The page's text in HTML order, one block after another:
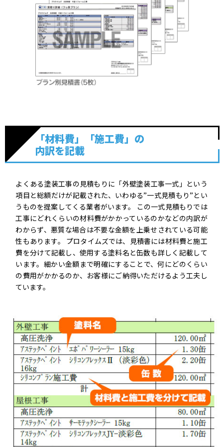
「材料費」「施工費」の
内訳を記載
よくある塗装工事の見積もりに「外壁塗装工事一式」という
項目と総額だけが記載された、いわゆる”一式見積もり”とい
うものを提案してくる業者がいます。 この一式見積もりでは
工事にどれくらいの材料費がかかっているのかなどの内訳が
わからず、悪質な場合は不要な金額を上乗せされている可能
性もあります。 プロタイムズでは、見積書には材料費と施工
費を分けて記載し、使用する塗料名と缶数も詳しく記載して
います。細かい金額まで明確にすることで、何にどのくらい
の費用がかかるのか、お客様にご納得いただけるよう工夫し
ています。